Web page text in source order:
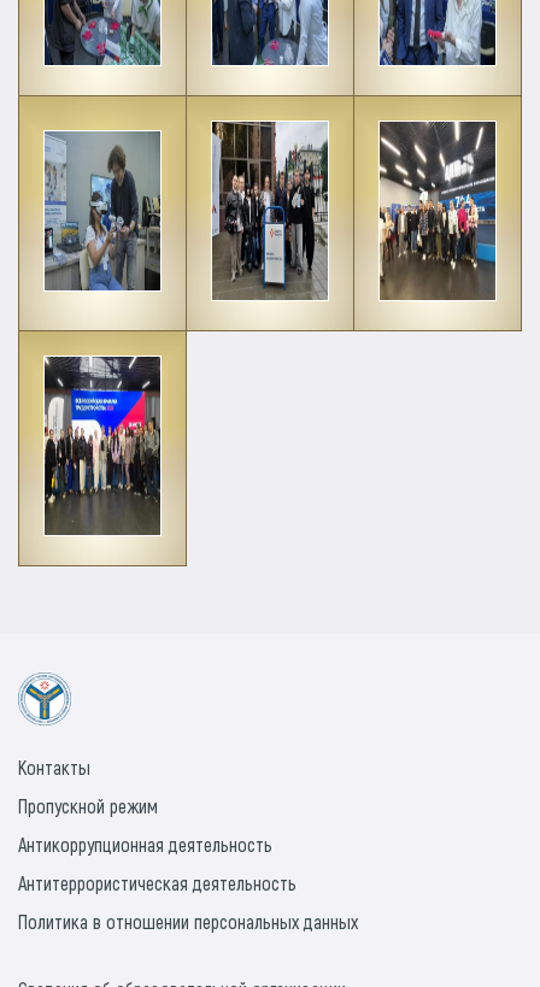
Контакты
Пропускной режим
Антикоррупционная деятельность
Антитеррористическая деятельность
Политика в отношении персональных данных